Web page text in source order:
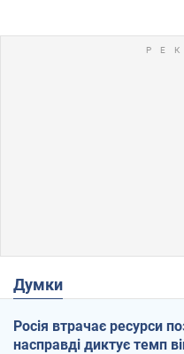
Думки
Росія втрачає ресурси
насправді диктує темп